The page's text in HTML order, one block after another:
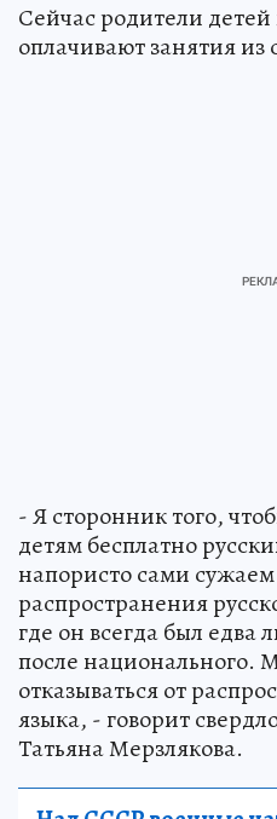
Сейчас родители
оплачивают занятия из
- Я сторонник того,
детям бесплатно
напористо сами
распространения
где он всегда был
после национального.
отказываться от
языка, - говорит
Татьяна Мерзлякова.